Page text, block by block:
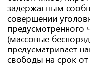
задержанным
совершении
предусмотренного
(массовые
предусматривает
свободы на срок от